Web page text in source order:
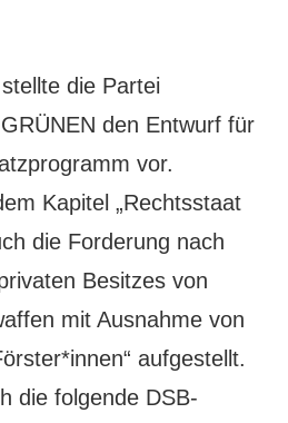
die Partei
den Entwurf für
vor.
Kapitel „Rechtsstaat
die Forderung nach
Besitzes von
mit Ausnahme von
aufgestellt.
die folgende DSB-